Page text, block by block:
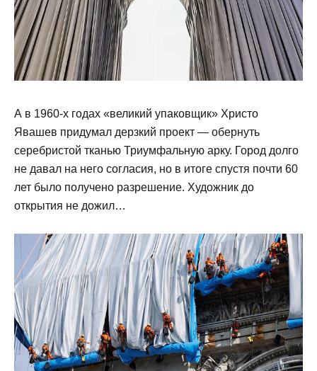
А в 1960-х годах «великий упаковщик» Христо
Явашев придумал дерзкий проект — обернуть
серебристой тканью Триумфальную арку. Город долго
не давал на него согласия, но в итоге спустя почти 60
лет было получено разрешение. Художник до
открытия не дожил…